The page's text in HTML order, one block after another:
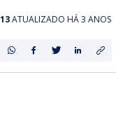
ATUALIZADO HÁ 3 ANOS